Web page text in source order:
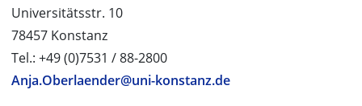
Universitätsstr. 10
78457 Konstanz
Tel.: +49 (0)7531 / 88-2800
Anja.Oberlaender@uni-konstanz.de